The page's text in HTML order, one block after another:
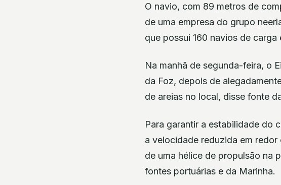
O navio, com 89 metros de
de uma empresa do grupo
que possui 160 navios de
Na manhã de segunda-feira, o
da Foz, depois de
de areias no local, disse fonte
Para garantir a estabilidade do
a velocidade reduzida em
de uma hélice de propulsão na
fontes portuárias e da Marinha.